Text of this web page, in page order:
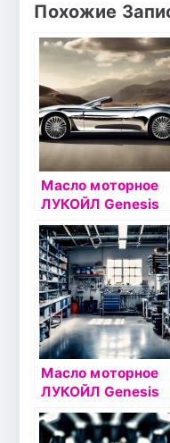
Похожие
Масло моторное
ЛУКОЙЛ Genesis
POLARTECH
1л
Масло моторное
ЛУКОЙЛ Genesis
ARMORTECH
5W30 1л